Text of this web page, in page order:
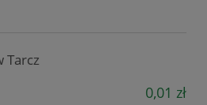
Tarcz
0,01 zł